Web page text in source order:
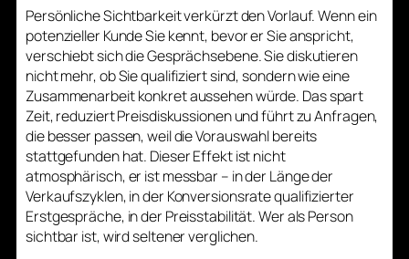
Persönliche Sichtbarkeit verkürzt den Vorlauf. Wenn ein
potenzieller Kunde Sie kennt, bevor er Sie anspricht,
verschiebt sich die Gesprächsebene. Sie diskutieren
nicht mehr, ob Sie qualifiziert sind, sondern wie eine
Zusammenarbeit konkret aussehen würde. Das spart
Zeit, reduziert Preisdiskussionen und führt zu Anfragen,
die besser passen, weil die Vorauswahl bereits
stattgefunden hat. Dieser Effekt ist nicht
atmosphärisch, er ist messbar – in der Länge der
Verkaufszyklen, in der Konversionsrate qualifizierter
Erstgespräche, in der Preisstabilität. Wer als Person
sichtbar ist, wird seltener verglichen.